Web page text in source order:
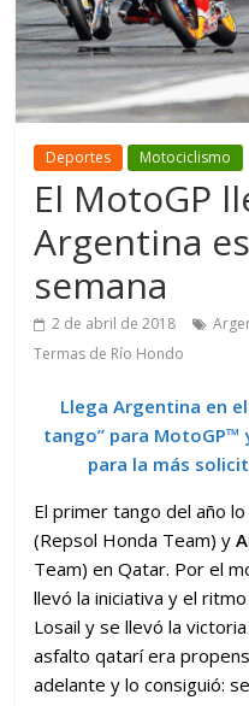
Deportes Motociclismo
El MotoGP
Argentina
semana
2 de abril de 2018
Termas de Río Hondo
Llega Argentina en
tango” para MotoGP™
para la más
El primer tango del año
(Repsol Honda Team) y
Team) en Qatar. Por el
llevó la iniciativa y el
Losail y se llevó la victoria
asfalto qatarí era
adelante y lo consiguió: